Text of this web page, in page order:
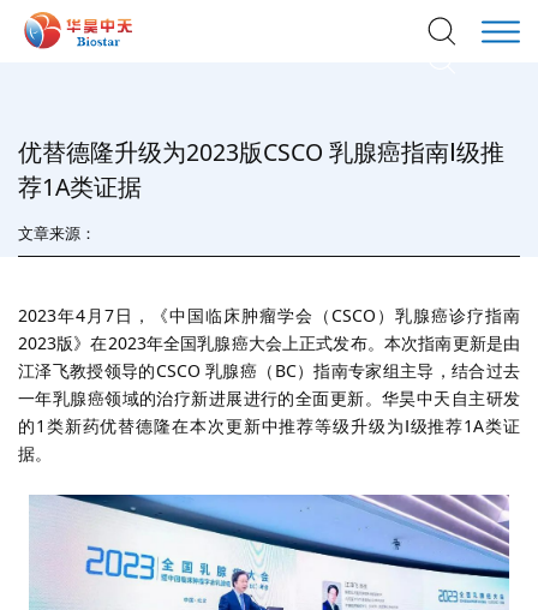
优替德隆升级为2023版CSCO 乳腺癌指南Ⅰ级推
荐1A类证据
文章来源：
2023年4月 7日，《中国临床肿瘤学会（CSCO ）乳腺癌诊疗指南
2023版》在2023年全国乳腺癌大会上正式发布。本次指南更新是由
江泽飞教授领导的CSCO乳腺癌（ BC）指南专家组主导，结合过去
一年乳腺癌领域的治疗新进展进行的全面更新。华昊中天自主研发
的1 类新药优替德隆在本次更新中推荐等级升级为Ⅰ级推荐1A类证
据。